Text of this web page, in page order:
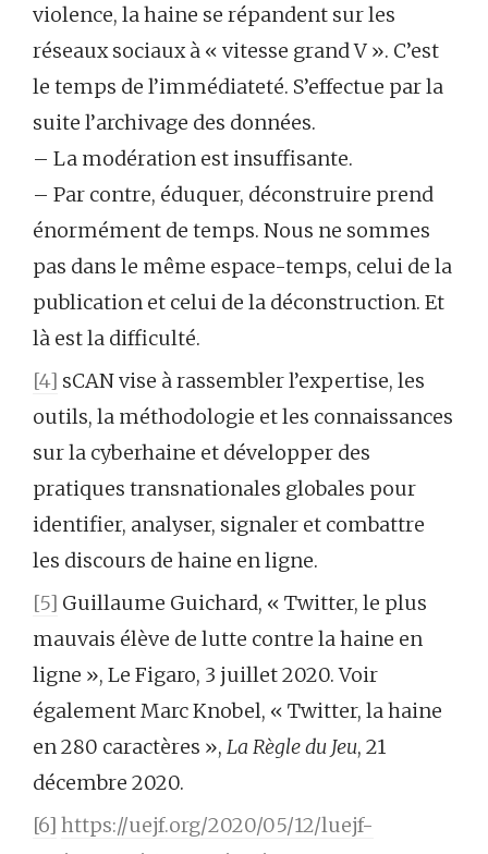
violence, la haine se répandent sur les
réseaux sociaux à « vitesse grand V ». C’est
le temps de l’immédiateté. S’effectue par la
suite l’archivage des données.
– La modération est insuffisante.
– Par contre, éduquer, déconstruire prend
énormément de temps. Nous ne sommes
pas dans le même espace-temps, celui de la
publication et celui de la déconstruction. Et
là est la difficulté.
[4] sCAN vise à rassembler l’expertise, les
outils, la méthodologie et les connaissances
sur la cyberhaine et développer des
pratiques transnationales globales pour
identifier, analyser, signaler et combattre
les discours de haine en ligne.
[5] Guillaume Guichard, « Twitter, le plus
mauvais élève de lutte contre la haine en
ligne », Le Figaro, 3 juillet 2020. Voir
également Marc Knobel, « Twitter, la haine
en 280 caractères », La Règle du Jeu, 21
décembre 2020.
[6] https://uejf.org/2020/05/12/luejf-